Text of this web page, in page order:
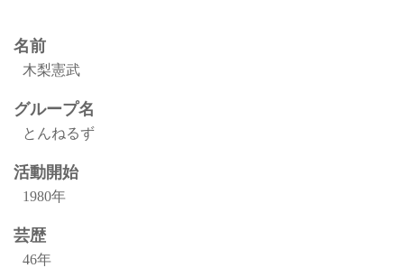
名前
木梨憲武
グループ名
とんねるず
活動開始
1980年
芸歴
46年